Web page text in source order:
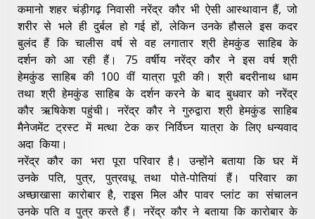
कमानो शहर चंड़ीगढ़ निवासी नरेंद्र कौर भी ऐसी आस्थावान हैं, जो
शरीर से भले ही दुर्बल हो गई हों, लेकिन उनके हौसले इस कदर
बुलंद हैं कि चालीस वर्ष से वह लगातार श्री हेमकुंड साहिब के
दर्शन को आ रही हैं। 75 वर्षीय नरेंद्र कौर ने इस वर्ष श्री
हेमकुंड साहिब की 100 वीं यात्रा पूरी की। श्री बदरीनाथ धाम
तथा श्री हेमकुंड साहिब के दर्शन करने के बाद बुधवार को नरेंद्र
कौर ऋषिकेश पहुंची। नरेंद्र कौर ने गुरुद्वारा श्री हेमकुंड साहिब
मैनेजमेंट ट्रस्ट में मत्था टेक कर निर्विघ्न यात्रा के लिए धन्यवाद
अदा किया।
नरेंद्र कौर का भरा पूरा परिवार है। उन्होंने बताया कि घर में
उनके पति, पुत्र, पुत्रवधू तथा पोते-पोतियां हैं। परिवार का
अच्छाखासा कारोबार है, राइस मिल और पावर प्लांट का संचालन
उनके पति व पुत्र करते हैं। नरेंद्र कौर ने बताया कि कारोबार के